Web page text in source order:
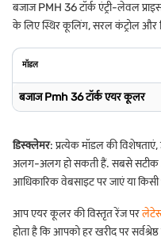
बजाज PMH 36 टॉर्क एंट्री-लेवल
के लिए स्थिर कूलिंग, सरल कंट्रोल और
मॉडल
बजाज Pmh 36 टॉर्क एयर कूलर
डिस्क्लेमर: प्रत्येक मॉडल की
अलग-अलग हो सकती हैं. सबसे सटीक
आधिकारिक वेबसाइट पर जाएं या किसी
आप एयर कूलर की विस्तृत रेंज पर
होता है कि आपको हर खरीद पर